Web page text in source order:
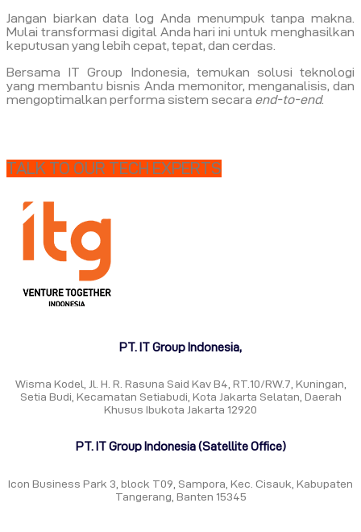
Jangan biarkan data log Anda menumpuk tanpa makna.
Mulai transformasi digital Anda hari ini untuk menghasilkan
keputusan yang lebih cepat, tepat, dan cerdas.
Bersama IT Group Indonesia, temukan solusi teknologi
yang membantu bisnis Anda memonitor, menganalisis, dan
mengoptimalkan performa sistem secara end-to-end.
TALK TO OUR TECH EXPERTS
PT. IT Group Indonesia,
Wisma Kodel, Jl. H. R. Rasuna Said Kav B4, RT.10/RW.7, Kuningan,
Setia Budi, Kecamatan Setiabudi, Kota Jakarta Selatan, Daerah
Khusus Ibukota Jakarta 12920
PT. IT Group Indonesia (Satellite Office)
Icon Business Park 3, block T09, Sampora, Kec. Cisauk, Kabupaten
Tangerang, Banten 15345